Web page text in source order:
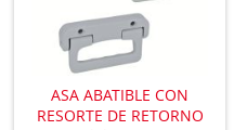
ASA ABATIBLE CON
RESORTE DE RETORNO